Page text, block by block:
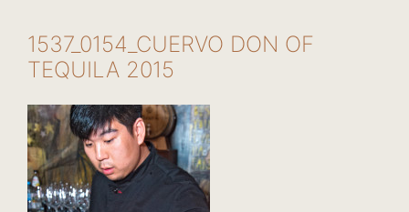
1537_0154_CUERVO DON OF
TEQUILA 2015